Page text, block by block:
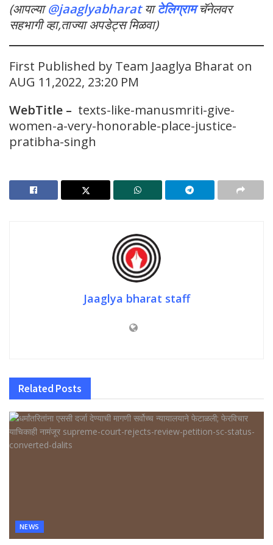
(आपल्या@jaaglyabharat याटेलिग्राम चॅनेलवर
सहभागी व्हा,ताज्या अपडेट्स मिळवा)
First Published by Team Jaaglya Bharat on
AUG 11,2022, 23:20 PM
WebTitle – texts-like-manusmriti-give-
women-a-very-honorable-place-justice-
pratibha-singh
Jaaglya bharat staff
Related Posts
NEWS